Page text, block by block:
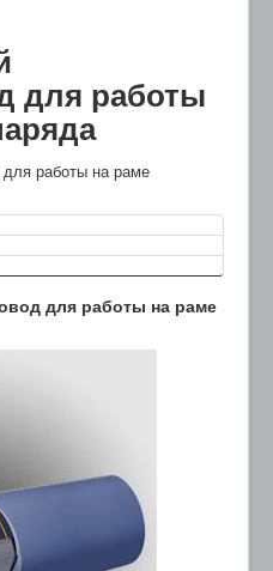
для работы
работы на раме
для работы на раме